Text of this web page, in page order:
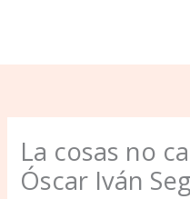
La cosas no
Óscar Iván